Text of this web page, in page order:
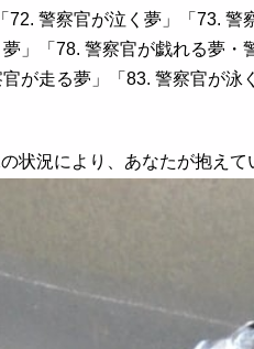
72. 警察官が泣く夢」「73.
」「78. 警察官が戯れる夢
が走る夢」「83. 警察官が泳
状況により、あなたが抱え